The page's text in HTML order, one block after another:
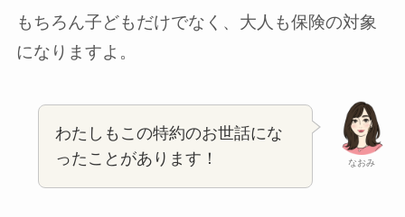
もちろん子どもだけでなく、大人も保険の対象
になりますよ。
なおみ
わたしもこの特約のお世話にな
ったことがあります！